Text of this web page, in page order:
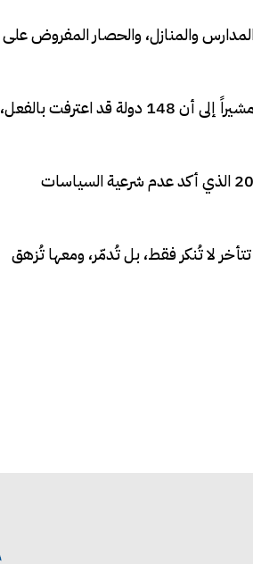
والمنازل، والحصار المفروض على
ودعا الوزير جميع الدول الأعضاء في الأمم المتحدة التي لم تعترف بعد بدولة فلسطين إلى القيام بذلك، مشيراً إلى أن 148 دولة قد اعترفت بالفعل،
كما أشار إلى مبادرة السلام العربية لعام 2002، ورأي محكمة العدل الدولية الاستشاري في 19 يوليو 2020 الذي أكد عدم شرعية السياسات
تتأخر لا تُنكر فقط، بل تُدمّر، ومعها تُزهق